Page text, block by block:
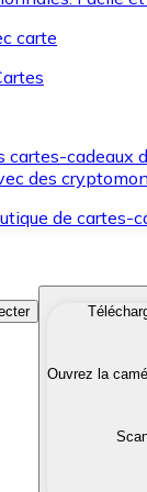
carte
cartes-cadeaux
des
de cartes-
Cryptomonnaies
vos
Ouvrez la